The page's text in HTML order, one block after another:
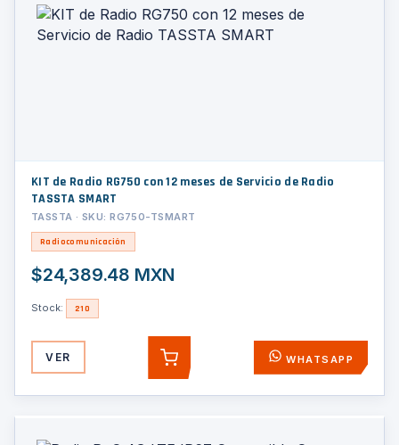
KIT de Radio RG750 con 12 meses de Servicio de Radio
TASSTA SMART
TASSTA · SKU: RG750-TSMART
Radiocomunicación
$24,389.48 MXN
Stock: 210
VER AGREGAR WHATSAPP